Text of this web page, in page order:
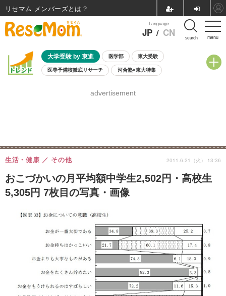
menu
Language
JP / CN search
大学受験 by 東進 医学部 東大受験
医専予備校徹底リサーチ 河合塾×東大特集
8月開催学校説明会・相談会
advertisement
おこづかいの月平均額中学生2,502円・高校生
5,305円 7枚目の写真・画像
生活・健康 その他 2011.6.21（火） 13:36
リセマム メンバーズ